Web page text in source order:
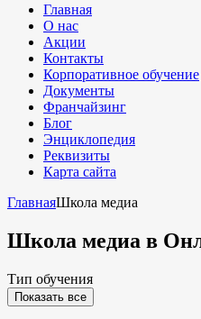
Главная
О нас
Акции
Контакты
Корпоративное обучение
Документы
Франчайзинг
Блог
Энциклопедия
Реквизиты
Карта сайта
ГлавнаяШкола медиа
Школа медиа в
Тип обучения
Показать все